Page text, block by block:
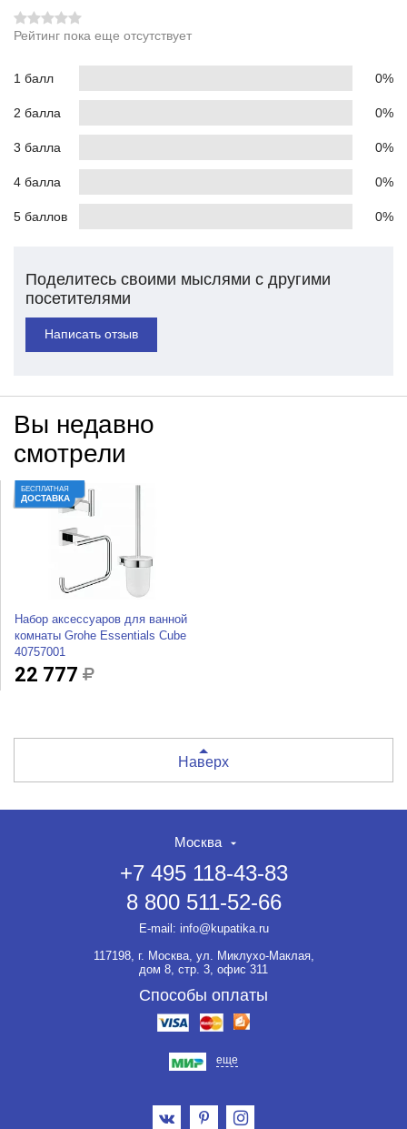
Рейтинг пока еще отсутствует
1 балл 0%
2 балла 0%
3 балла 0%
4 балла 0%
5 баллов 0%
Поделитесь своими мыслями с другими
посетителями
Написать отзыв
Вы недавно
смотрели
БЕСПЛАТНАЯ
ДОСТАВКА
Набор аксессуаров для ванной
комнаты Grohe Essentials Cube
40757001
22 777
Наверх
Москва
+7 495 118-43-83
8 800 511-52-66
E-mail: info@kupatika.ru
117198, г. Москва, ул. Миклухо-Маклая,
дом 8, стр. 3, офис 311
Способы оплаты
еще